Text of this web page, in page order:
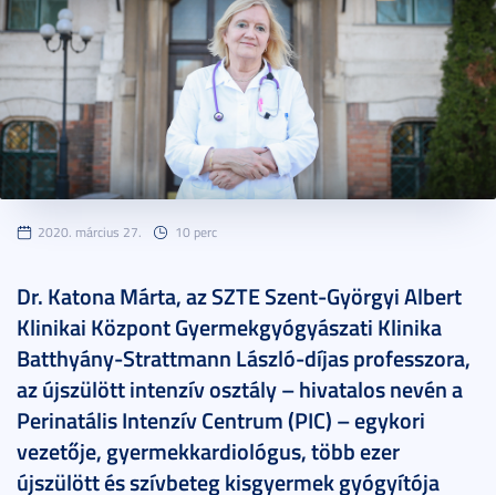
2020. március 27. 10 perc
Dr. Katona Márta, az SZTE Szent-Györgyi Albert
Klinikai Központ Gyermekgyógyászati Klinika
Batthyány-Strattmann László-díjas professzora,
az újszülött intenzív osztály – hivatalos nevén a
Perinatális Intenzív Centrum (PIC) – egykori
vezetője, gyermekkardiológus, több ezer
újszülött és szívbeteg kisgyermek gyógyítója